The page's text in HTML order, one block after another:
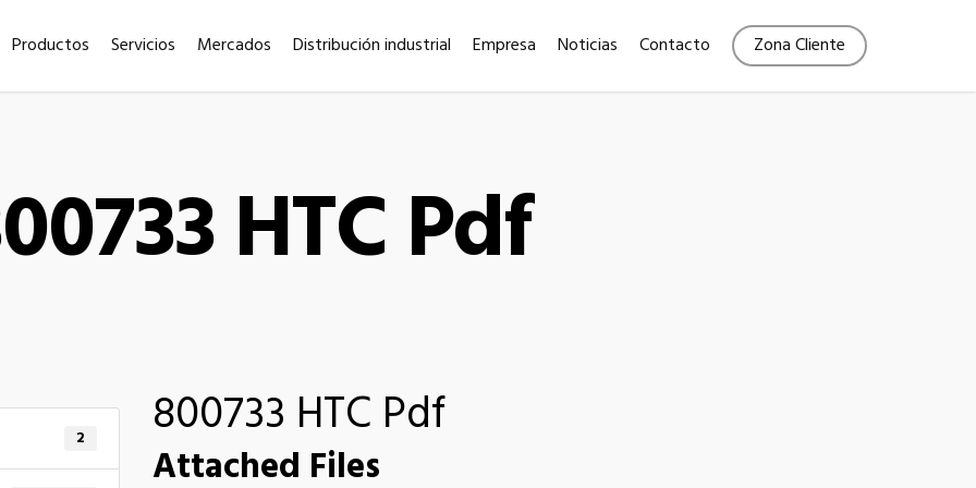
Productos Servicios Mercados Distribución industrial Empresa Noticias Contacto Zona Cliente
HTC Pdf
2 800733 HTC Pdf
Attached Files